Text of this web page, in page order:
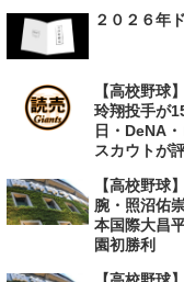
２０２６年
【高校野球
玲翔投手が
日・DeNA
スカウトが
【高校野球
腕・照沼佑
本国際大昌
園初勝利